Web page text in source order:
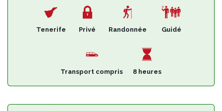
- Réserve de Biosphère par l'UNESCO depuis 2015
Tenerife Privé Randonnée Guidé
Transport compris 8 heures